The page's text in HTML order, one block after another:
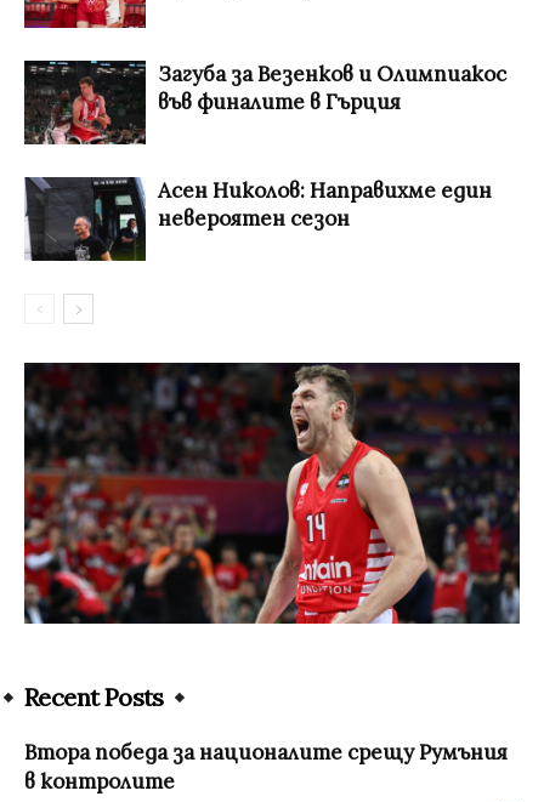
Загуба за Везенков и Олимпиакос
във финалите в Гърция
Асен Николов: Направихме един
невероятен сезон
Recent Posts
Втора победа за националите срещу Румъния
в контролите